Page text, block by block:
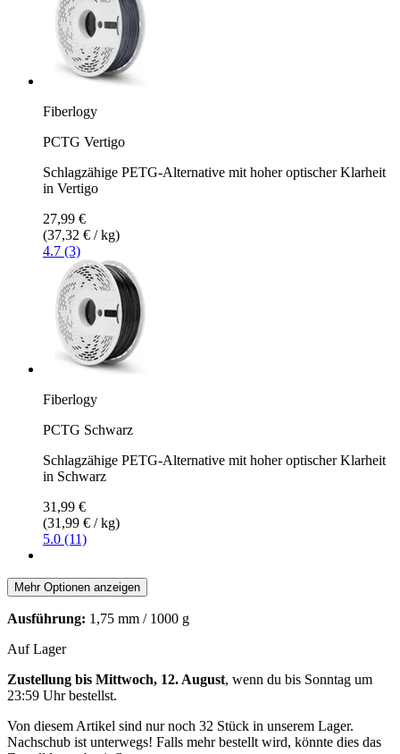
Fiberlogy
PCTG Vertigo
Schlagzähige PETG-Alternative mit hoher optischer Klarheit
in Vertigo
27,99 €
(37,32 € / kg)
4.7 (3)
Fiberlogy
PCTG Schwarz
Schlagzähige PETG-Alternative mit hoher optischer Klarheit
in Schwarz
31,99 €
(31,99 € / kg)
5.0 (11)
Mehr Optionen anzeigen
Ausführung: 1,75 mm / 1000 g
Auf Lager
Zustellung bis Mittwoch, 12. August, wenn du bis Sonntag um
23:59 Uhrbestellst.
Von diesem Artikel sind nur noch 32 Stück in unserem Lager.
Nachschub ist unterwegs! Falls mehr bestellt wird, könnte dies das